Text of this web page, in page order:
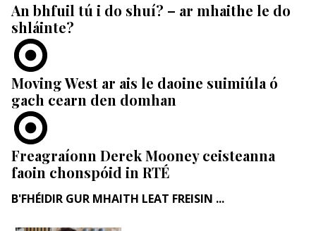
An bhfuil tú i do shuí? – ar mhaithe le do
shláinte?
Moving West ar ais le daoine suimiúla ó
gach cearn den domhan
Freagraíonn Derek Mooney ceisteanna
faoin chonspóid in RTÉ
B'FHÉIDIR GUR MHAITH LEAT FREISIN ...